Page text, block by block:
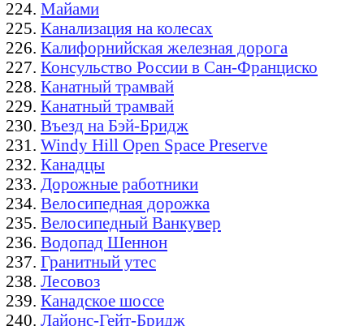
Майами
Канализация на колесах
Калифорнийская железная дорога
Консульство России в Сан-Франциско
Канатный трамвай
Канатный трамвай
Въезд на Бэй-Бридж
Windy Hill Open Space Preserve
Канадцы
Дорожные работники
Велосипедная дорожка
Велосипедный Ванкувер
Водопад Шеннон
Гранитный утес
Лесовоз
Канадское шоссе
Лайонс-Гейт-Бридж